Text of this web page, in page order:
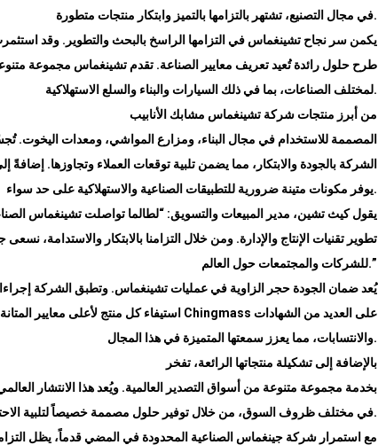
في مجال التصنيع، تشتهر بالتزامها بالتميز وابتكار منتجات متطورة.
يكمن سر نجاح تشينغماس في التزامها الراسخ بالبحث والتطوير. وقد
طرح حلول رائدة تُعيد تعريف معايير الصناعة. تقدم تشينغماس مجموعة
لمختلف الصناعات، بما في ذلك السيارات والبناء والسلع الاستهلاكية.
من أبرز منتجات شركة تشينغماس مشابك الأنابيب
الشركة بالجودة والابتكار، مما يضمن تلبية توقعات العملاء وتجاوزها.
يوفر مكونات متينة ضرورية للتطبيقات الصناعية والاستهلاكية على حد سواء.
يقول كيث تشين، مدير المبيعات والتسويق: “لطالما تواصلت تشينغماس
تطوير تقنيات الإنتاج والإدارة. ومن خلال التزامنا بالابتكار والاستدامة،
للشركات والمجتمعات حول العالم.”
يُعد ضمان الجودة حجر الزاوية في عمليات تشينغماس. وتطبق الشركة
استيفاء كل منتج لأعلى معايير Chingmass على العديد من الشهادات
والانتسابات، مما يعزز سمعتها المتميزة في هذا المجال.
بالإضافة إلى تشكيلة منتجاتها الرائعة، تفخر
بخدمة مجموعة متنوعة من أسواق التصدير العالمية. ويُعد هذا الانتشار
في مختلف ظروف السوق، من خلال توفير حلول مصممة خصيصاً لتلبية.
مع استمرار شركة جينغماس الصناعية المحدودة في المضي قدماً، يظل